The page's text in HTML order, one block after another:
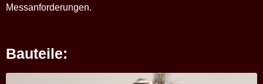
Messanforderungen.
Bauteile: